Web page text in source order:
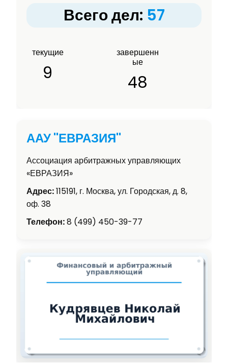
Всего дел: 57
текущие
9
завершенн
ые
48
ААУ "ЕВРАЗИЯ"
Ассоциация арбитражных управляющих
«ЕВРАЗИЯ»
Адрес:115191, г. Москва, ул. Городская, д. 8,
оф. 38
Телефон:8 (499) 450-39-77